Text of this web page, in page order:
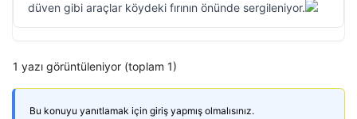
düven gibi araçlar köydeki fırının önünde sergileniyor.
1 yazı görüntüleniyor (toplam 1)
Bu konuyu yanıtlamak için giriş yapmış olmalısınız.